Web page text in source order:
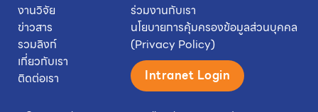
งานวิจัย
ข่าวสาร
รวมลิงก์
เกี่ยวกับเรา
ติดต่อเรา
ร่วมงานกับเรา
นโยบายการคุ้มครองข้อมูลส่วนบุคคล
(Privacy Policy)
Intranet Login